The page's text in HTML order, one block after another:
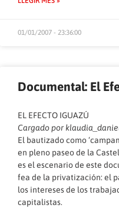
01/01/2007 - 23:36:00
Documental: El
EL EFECTO IGUAZÚ
Cargado por
El bautizado como
en pleno paseo de la
es el escenario de este
fea de la privatización: el
los intereses de los
capitalistas.